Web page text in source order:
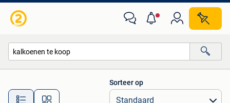
Alle afstanden…
Sorteer op